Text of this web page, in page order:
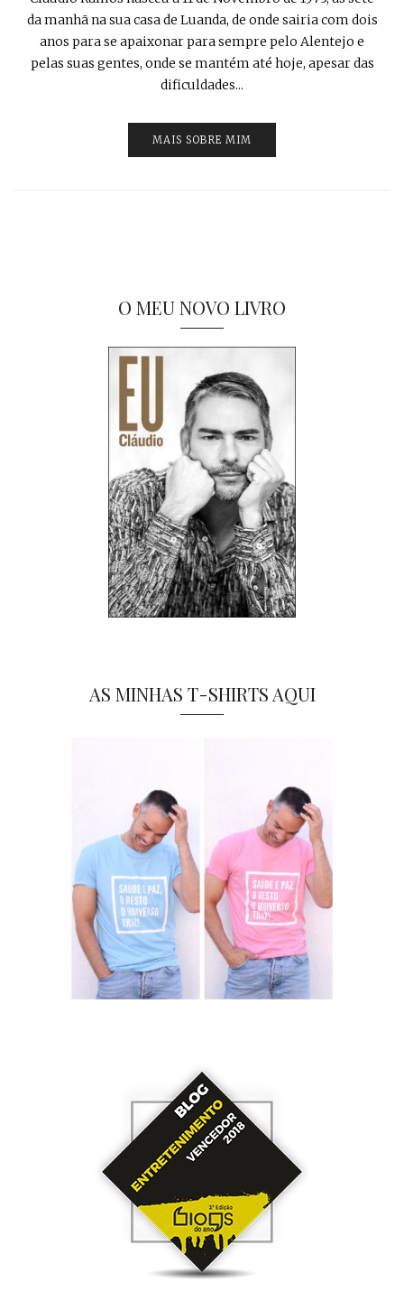
da manhã na sua casa de Luanda, de onde sairia com dois
anos para se apaixonar para sempre pelo Alentejo e
pelas suas gentes, onde se mantém até hoje, apesar das
dificuldades...
MAIS SOBRE MIM
O MEU NOVO LIVRO
AS MINHAS T-SHIRTS AQUI